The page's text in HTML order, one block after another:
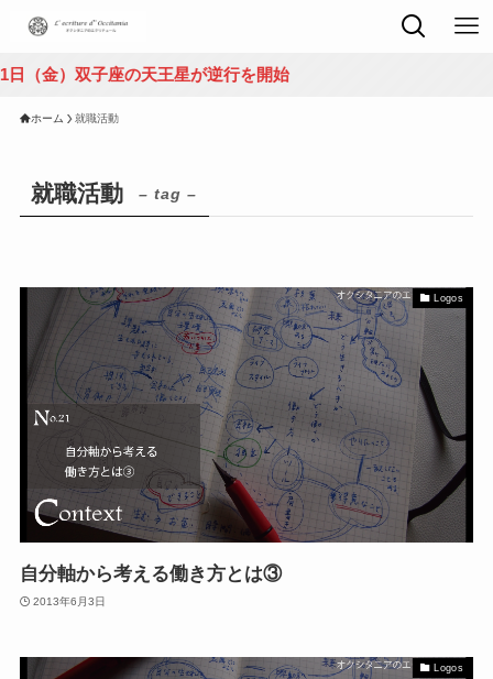
）双子座の天王星が逆行を開始
ホーム 就職活動
就職活動 – tag –
Logos
自分軸から考える働き方とは③
2013年6月3日
Logos